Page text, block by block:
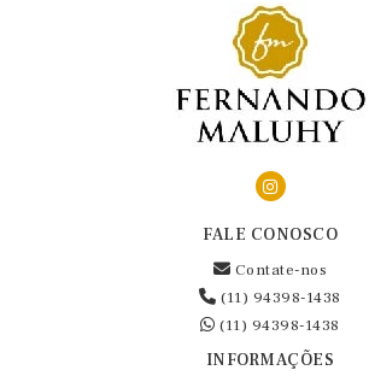
FALE CONOSCO
Contate-nos
(11) 94398-1438
(11) 94398-1438
INFORMAÇÕES